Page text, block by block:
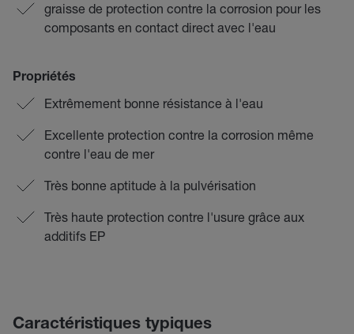
graisse de protection contre la corrosion pour les
composants en contact direct avec l'eau
Propriétés
Extrêmement bonne résistance à l'eau
Excellente protection contre la corrosion même
contre l'eau de mer
Très bonne aptitude à la pulvérisation
Très haute protection contre l'usure grâce aux
additifs EP
Caractéristiques typiques